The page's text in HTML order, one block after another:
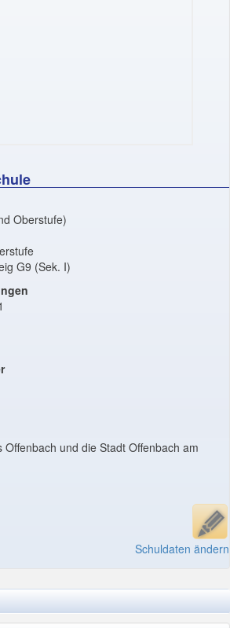
Oberstufe)
G9 (Sek. I)
und die Stadt Offenbach am
Schuldaten ändern